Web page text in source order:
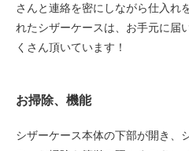
さんと連絡を密にしながら仕入れ
れたシザーケースは、お手元に届
くさん頂いています！
お掃除、機能
シザーケース本体の下部が開き、